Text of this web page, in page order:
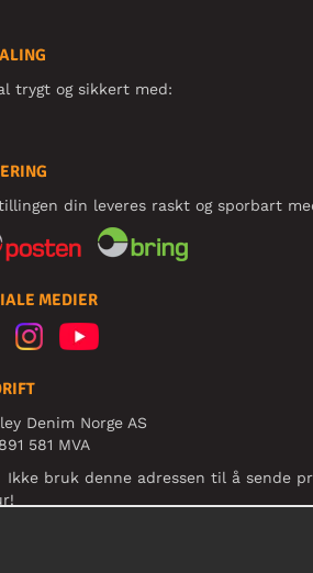
trygt og sikkert med:
din leveres raskt og sporbart
MEDIER
Denim Norge AS
581 MVA
Ikke bruk denne adressen til å sende